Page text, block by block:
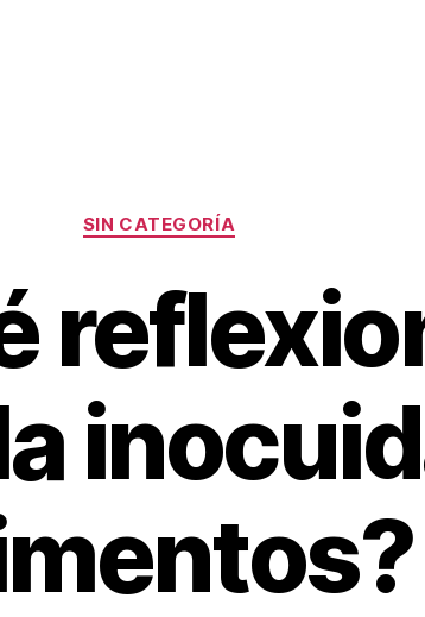
Categorías
SIN CATEGORÍA